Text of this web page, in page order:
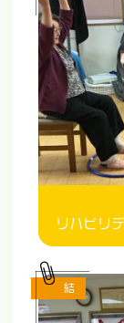
リハビリ
結